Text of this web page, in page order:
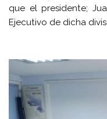
que el presidente;
Ejecutivo de dicha